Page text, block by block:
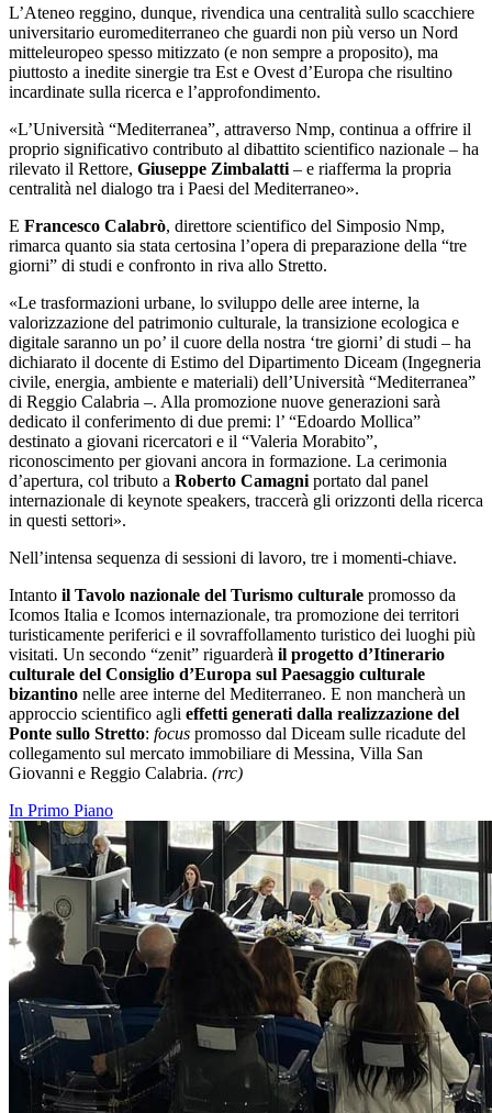
L’Ateneo reggino, dunque, rivendica una centralità sullo scacchiere
universitario euromediterraneo che guardi non più verso un Nord
mitteleuropeo spesso mitizzato (e non sempre a proposito), ma
piuttosto a inedite sinergie tra Est e Ovest d’Europa che risultino
incardinate sulla ricerca e l’approfondimento.
«L’Università “Mediterranea”, attraverso Nmp, continua a offrire il
proprio significativo contributo al dibattito scientifico nazionale – ha
rilevato il Rettore, Giuseppe Zimbalatti – e riafferma la propria
centralità nel dialogo tra i Paesi del Mediterraneo».
E Francesco Calabrò, direttore scientifico del Simposio Nmp,
rimarca quanto sia stata certosina l’opera di preparazione della “tre
giorni” di studi e confronto in riva allo Stretto.
«Le trasformazioni urbane, lo sviluppo delle aree interne, la
valorizzazione del patrimonio culturale, la transizione ecologica e
digitale saranno un po’ il cuore della nostra ‘tre giorni’ di studi – ha
dichiarato il docente di Estimo del Dipartimento Diceam (Ingegneria
civile, energia, ambiente e materiali) dell’Università “Mediterranea”
di Reggio Calabria –. Alla promozione nuove generazioni sarà
dedicato il conferimento di due premi: l’ “Edoardo Mollica”
destinato a giovani ricercatori e il “Valeria Morabito”,
riconoscimento per giovani ancora in formazione. La cerimonia
d’apertura, col tributo a Roberto Camagni portato dal panel
internazionale di keynote speakers, traccerà gli orizzonti della ricerca
in questi settori».
Nell’intensa sequenza di sessioni di lavoro, tre i momenti-chiave.
Intanto il Tavolo nazionale del Turismo culturale promosso da
Icomos Italia e Icomos internazionale, tra promozione dei territori
turisticamente periferici e il sovraffollamento turistico dei luoghi più
visitati. Un secondo “zenit” riguarderà il progetto d’Itinerario
culturale del Consiglio d’Europa sul Paesaggio culturale
bizantino nelle aree interne del Mediterraneo. E non mancherà un
approccio scientifico agli effetti generati dalla realizzazione del
Ponte sullo Stretto: focus promosso dal Diceam sulle ricadute del
collegamento sul mercato immobiliare di Messina, Villa San
Giovanni e Reggio Calabria. (rrc)
In Primo Piano